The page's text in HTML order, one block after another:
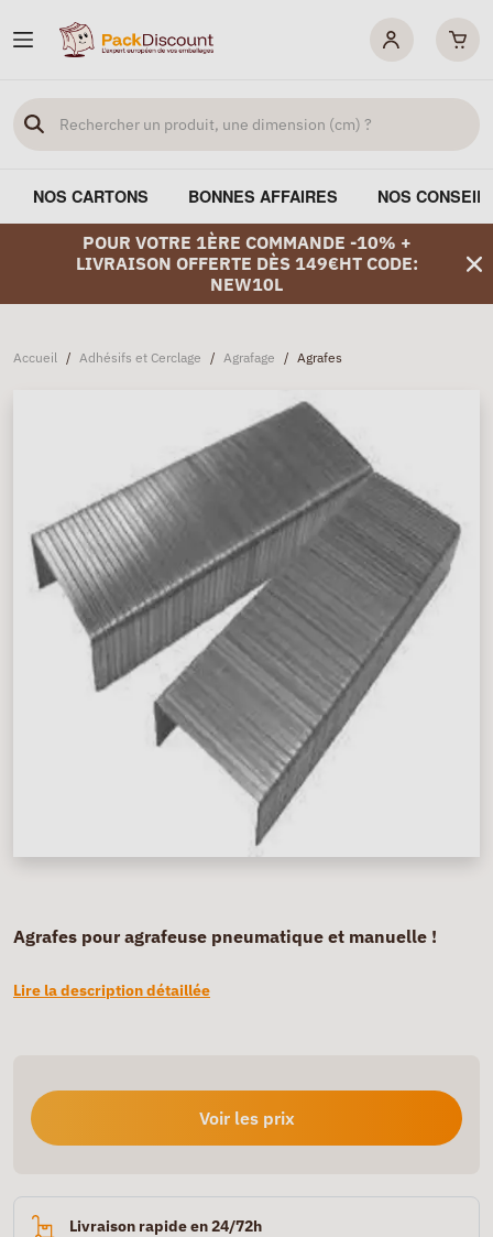
NOS CARTONS BONNES AFFAIRES NOS
POUR VOTRE 1ÈRE COMMANDE -10% +
LIVRAISON OFFERTE DÈS 149€HT CODE:
NEW10L
Accueil / Adhésifs et Cerclage / Agrafage / Agrafes
Agrafes pour agrafeuse pneumatique et manuelle !
Lire la description détaillée
Voir les prix
Livraison rapide en 24/72h